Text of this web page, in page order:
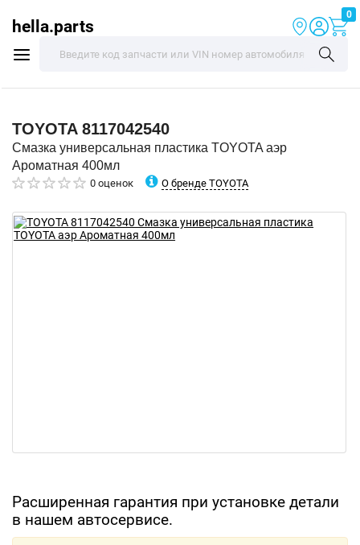
hella.parts
0
TOYOTA 8117042540
Смазка универсальная пластика TOYOTA аэр
Ароматная 400мл
0 оценок О бренде TOYOTA
Расширенная гарантия при установке детали
в нашем автосервисе.